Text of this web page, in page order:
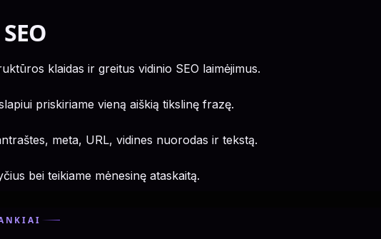
klaidas ir greitus vidinio SEO laimėjimus.
priskiriame vieną aiškią tikslinę frazę.
meta, URL, vidines nuorodas ir tekstą.
bei teikiame mėnesinę ataskaitą.